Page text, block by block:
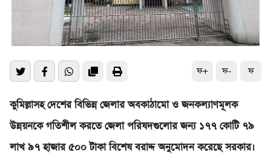
ফ+ ফ- ফ
কুমিল্লাসহ দেশের বিভিন্ন জেলার অবকাঠামো ও জনকল্যাণমূলক
উন্নয়নকে গতিশীল করতে জেলা পরিষদগুলোর জন্য ১৭৭ কোটি ৭৯
লাখ ৯৭ হাজার ৫০০ টাকা বিশেষ বরাদ্দ অনুমোদন করেছে সরকার।